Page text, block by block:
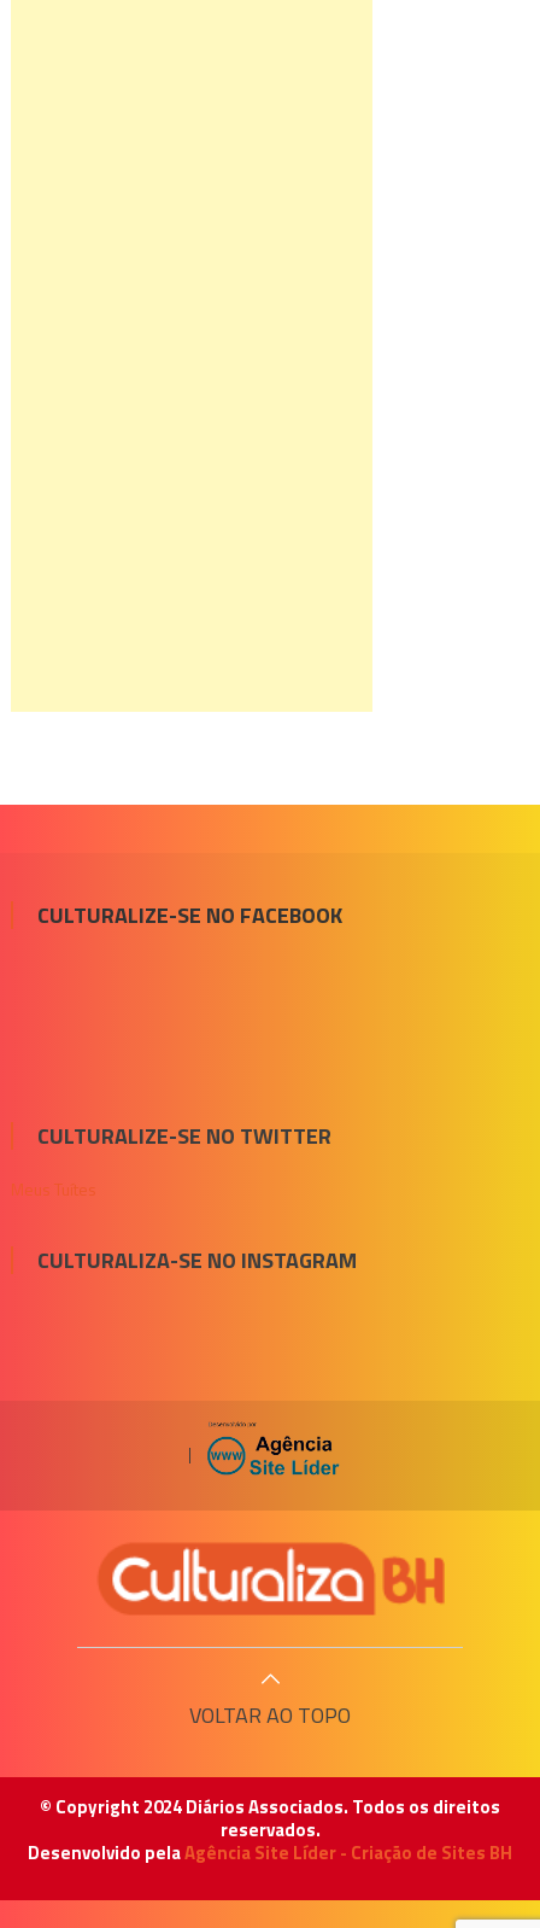
CULTURALIZE-SE NO FACEBOOK
CULTURALIZE-SE NO TWITTER
Meus Tuítes
CULTURALIZA-SE NO INSTAGRAM
|
VOLTAR AO TOPO
© Copyright 2024 Diários Associados. Todos os direitos
reservados.
Desenvolvido pelaAgência Site Líder - Criação de Sites BH